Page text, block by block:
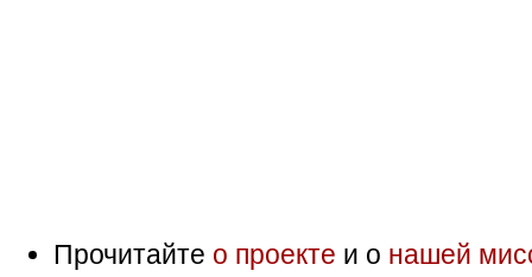
Прочитайте о проекте и о нашей